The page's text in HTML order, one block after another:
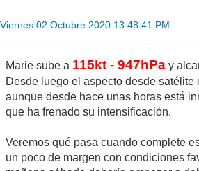
Viernes 02 Octubre 2020 13:48:41 PM
Marie sube a 115kt - 947hPa y
Desde luego el aspecto desde satélite
aunque desde hace unas horas está
que ha frenado su intensificación.
Veremos qué pasa cuando complete
un poco de margen con condiciones